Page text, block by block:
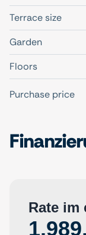
Terrace size
Garden
Floors
Purchase price